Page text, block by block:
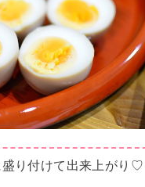
り付けて出来上がり♡